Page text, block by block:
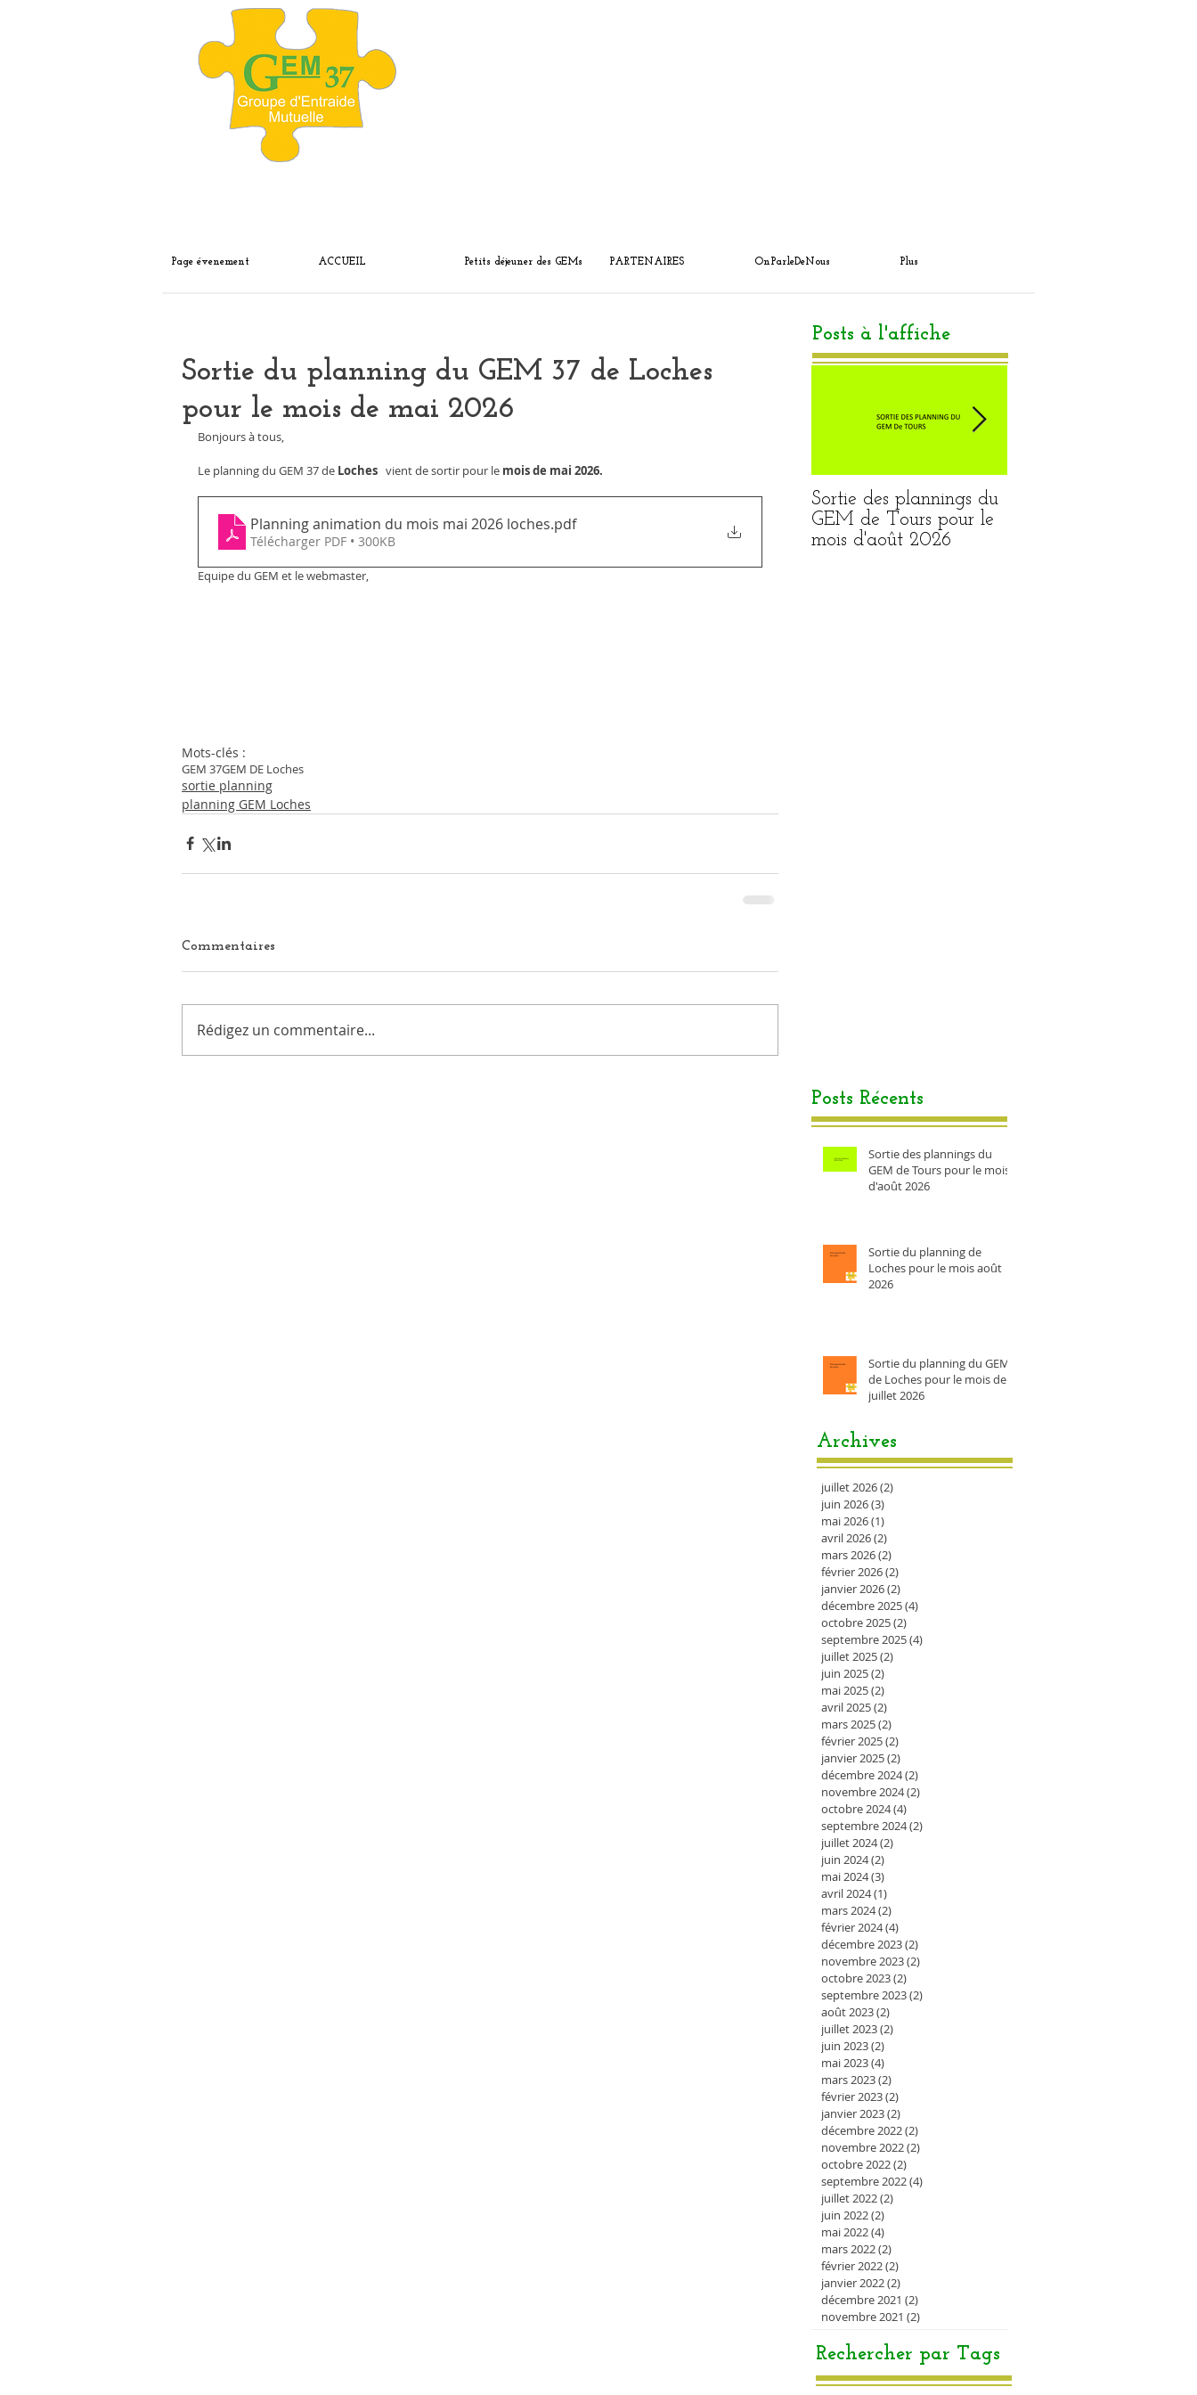
Page évenement ACCUEIL Petits déjeuner des GEMs PARTENAIRES OnParleDeNous Plus
Sortie du planning du GEM 37 de Loches
pour le mois de mai 2026
Bonjours à tous,
Le planning du GEM 37 de Loches vient de sortir pour le mois de mai 2026.
Planning animation du mois mai 2026 loches.pdf
Télécharger PDF • 300KB
Equipe du GEM et le webmaster,
Mots-clés :
GEM 37GEM DE Loches
sortie planning
planning GEM Loches
Commentaires
Rédigez un commentaire...
Posts à l'affiche
Sortie des plannings du
GEM de Tours pour le
mois d'août 2026
Posts Récents
Sortie des plannings du
GEM de Tours pour le mois
d'août 2026
Sortie du planning de
Loches pour le mois août
2026
Sortie du planning du GEM
de Loches pour le mois de
juillet 2026
Archives
juillet 2026(2)
juin 2026(3)
mai 2026(1)
avril 2026(2)
mars 2026(2)
février 2026(2)
janvier 2026(2)
décembre 2025(4)
octobre 2025(2)
septembre 2025(4)
juillet 2025(2)
juin 2025(2)
mai 2025(2)
avril 2025(2)
mars 2025(2)
février 2025(2)
janvier 2025(2)
décembre 2024(2)
novembre 2024(2)
octobre 2024(4)
septembre 2024(2)
juillet 2024(2)
juin 2024(2)
mai 2024(3)
avril 2024(1)
mars 2024(2)
février 2024(4)
décembre 2023(2)
novembre 2023(2)
octobre 2023(2)
septembre 2023(2)
août 2023(2)
juillet 2023(2)
juin 2023(2)
mai 2023(4)
mars 2023(2)
février 2023(2)
janvier 2023(2)
décembre 2022(2)
novembre 2022(2)
octobre 2022(2)
septembre 2022(4)
juillet 2022(2)
juin 2022(2)
mai 2022(4)
mars 2022(2)
février 2022(2)
janvier 2022(2)
décembre 2021 (2)
novembre 2021 (2)
Rechercher par Tags